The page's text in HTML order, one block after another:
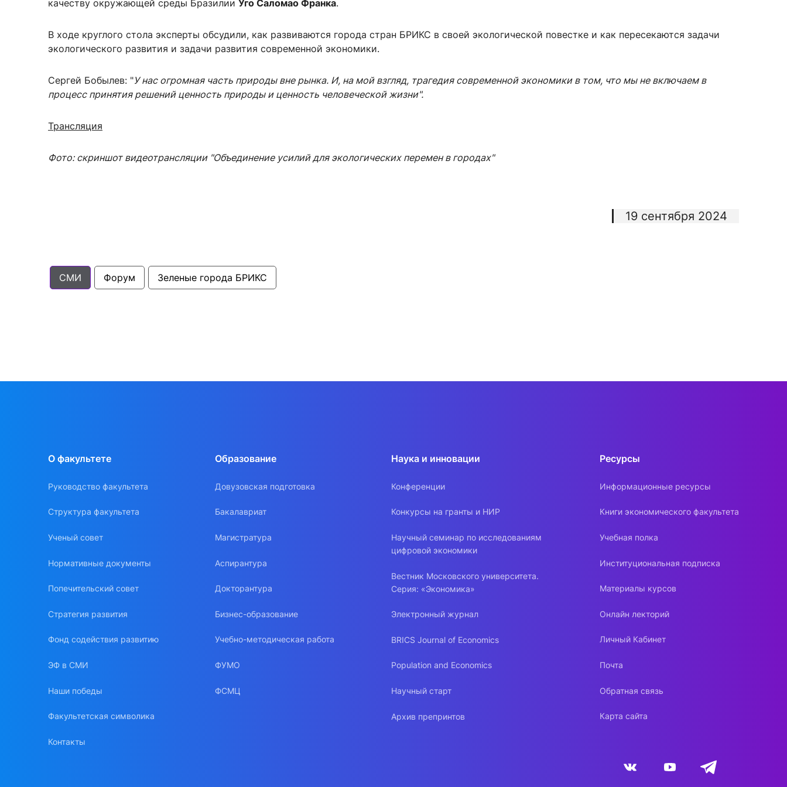
качеству окружающей среды Бразилии Уго Саломао Франка.
В ходе круглого стола эксперты обсудили, как развиваются города стран БРИКС в своей экологической повестке и как пересекаются задачи
экологического развития и задачи развития современной экономики.
Сергей Бобылев: "У нас огромная часть природы вне рынка. И, на мой взгляд, трагедия современной экономики в том, что мы не включаем в
процесс принятия решений ценность природы и ценность человеческой жизни".
Трансляция
Фото: скриншот видеотрансляции "Объединение усилий для экологических перемен в городах"
19 сентября 2024
СМИ Форум Зеленые города БРИКС
О факультете
Руководство факультета
Структура факультета
Ученый совет
Нормативные документы
Попечительский совет
Стратегия развития
Фонд содействия развитию
ЭФ в СМИ
Наши победы
Факультетская символика
Контакты
Образование
Довузовская подготовка
Бакалавриат
Магистратура
Аспирантура
Докторантура
Бизнес-образование
Учебно-методическая работа
ФУМО
ФСМЦ
Наука и инновации
Конференции
Конкурсы на гранты и НИР
Научный семинар по исследованиям
цифровой экономики
Вестник Московского университета.
Серия: «Экономика»
Электронный журнал
BRICS Journal of Economics
Population and Economics
Научный старт
Архив препринтов
Ресурсы
Информационные ресурсы
Книги экономического факультета
Учебная полка
Институциональная подписка
Материалы курсов
Онлайн лекторий
Личный Кабинет
Почта
Обратная связь
Карта сайта